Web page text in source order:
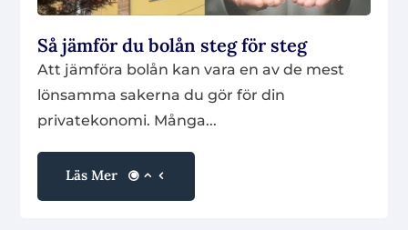
Så jämför du bolån steg för steg
Att jämföra bolån kan vara en av de mest
lönsamma sakerna du gör för din
privatekonomi. Många...
Läs Mer